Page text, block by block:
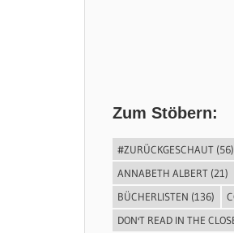
Zum Stöbern:
#ZURÜCKGESCHAUT (56)
ANNABETH ALBERT (21)
BÜCHERLISTEN (136)
DON'T READ IN THE